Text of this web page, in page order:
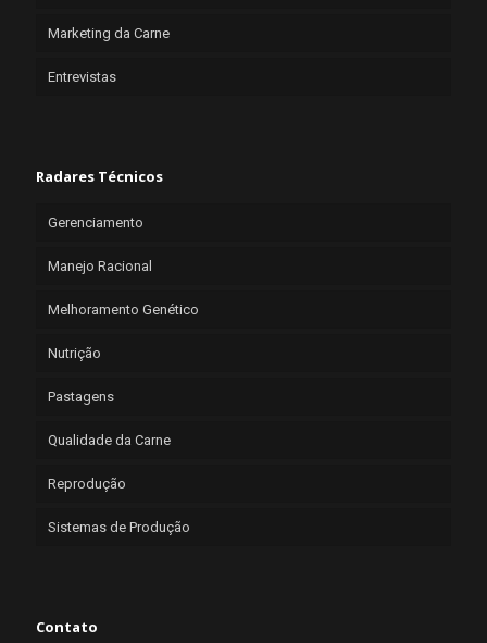
Marketing da Carne
Entrevistas
Radares Técnicos
Gerenciamento
Manejo Racional
Melhoramento Genético
Nutrição
Pastagens
Qualidade da Carne
Reprodução
Sistemas de Produção
Contato